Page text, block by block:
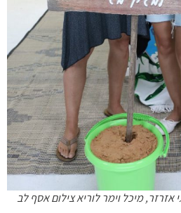
אזרזר, מיכל וימר לוריא צילום אסף לב